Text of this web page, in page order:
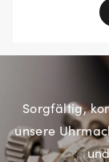
Sorgfältig,
unsere